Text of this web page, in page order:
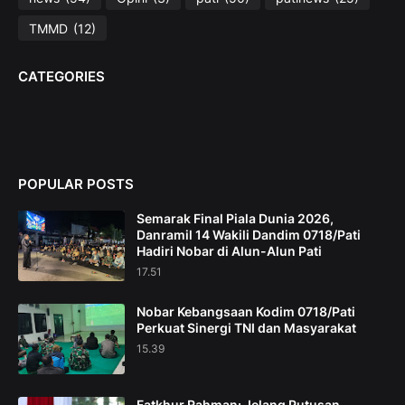
TMMD (12)
CATEGORIES
POPULAR POSTS
Semarak Final Piala Dunia 2026,
Danramil 14 Wakili Dandim 0718/Pati
Hadiri Nobar di Alun-Alun Pati
17.51
Nobar Kebangsaan Kodim 0718/Pati
Perkuat Sinergi TNI dan Masyarakat
15.39